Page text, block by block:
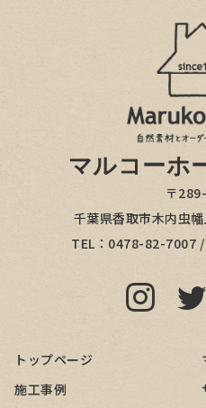
マルコーホ
〒
千葉県香取市木内虫
TEL： 0478-82-7007
トップページ
施工事例